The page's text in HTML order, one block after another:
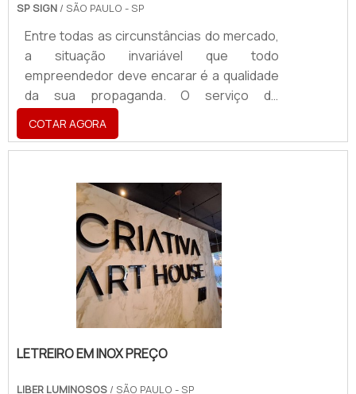
SP SIGN / SÃO PAULO - SP
Entre todas as circunstâncias do mercado,
a situação invariável que todo
empreendedor deve encarar é a qualidade
da sua propaganda. O serviço de
envelopamento de frota oferece diversos
diferenciais, fazendo com que a
comunicação visual de uma empresa seja
envelopamento de carros consiste em um
investimento inteligente, estratégico e
prático. Ao aderir a esse procedimento, o
empreendedor consegue conquistar para
o seu negócio um meio de divulgação
orgânico e constant.
COTAR AGORA
LETREIRO EM INOX PREÇO
LIBER LUMINOSOS / SÃO PAULO - SP